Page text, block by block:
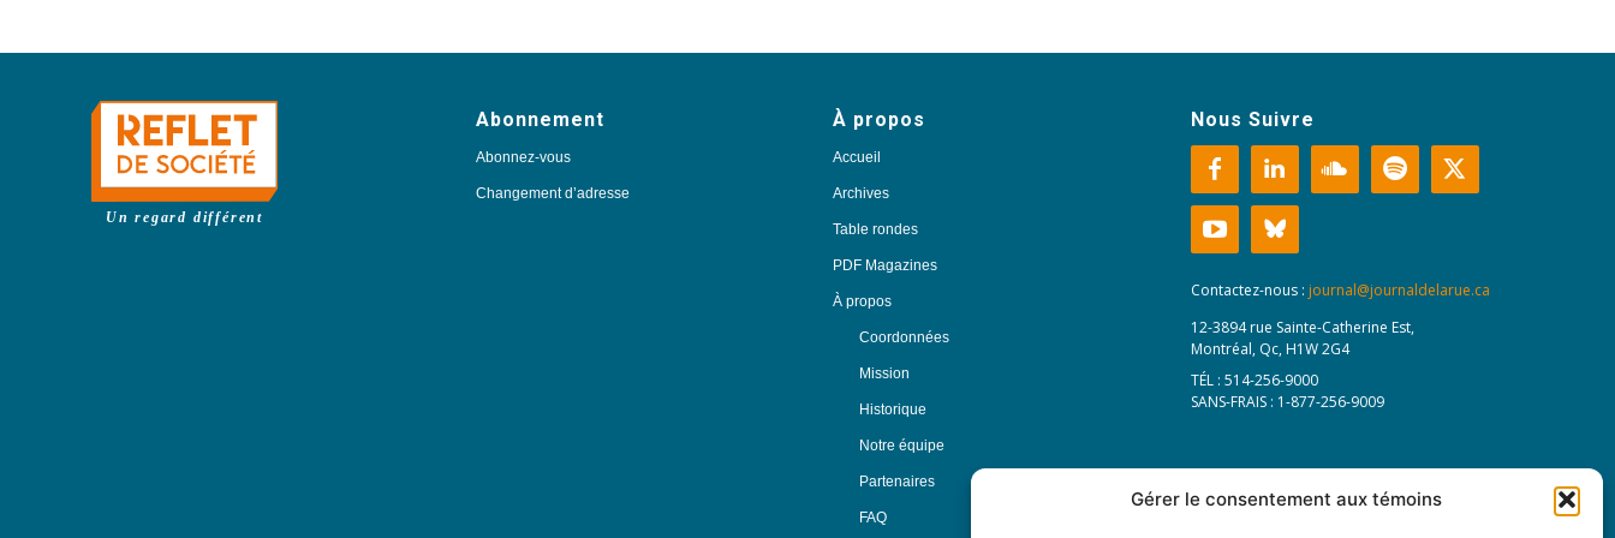
Gérer le consentement aux témoins
Un regard différent
Abonnement
Abonnez-vous
Changement d’adresse
À propos
Accueil
Archives
Table rondes
PDF Magazines
À propos
Coordonnées
Mission
Historique
Notre équipe
Partenaires
FAQ
Nous Suivre
Contactez-nous : journal@journaldelarue.ca
12-3894 rue Sainte-Catherine Est,
Montréal, Qc, H1W 2G4
TÉL : 514-256-9000
SANS-FRAIS : 1-877-256-9009